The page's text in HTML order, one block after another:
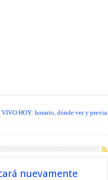
VIVO HOY: horario, dónde ver y
nuevamente